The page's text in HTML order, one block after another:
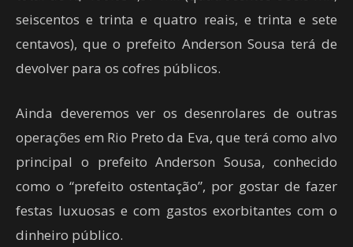
seiscentos e trinta e quatro reais, e trinta e sete
centavos), que o prefeito Anderson Sousa terá de
devolver para os cofres públicos.
Ainda deveremos ver os desenrolares de outras
operações em Rio Preto da Eva, que terá como alvo
principal o prefeito Anderson Sousa, conhecido
como o “prefeito ostentação”, por gostar de fazer
festas luxuosas e com gastos exorbitantes com o
dinheiro público.